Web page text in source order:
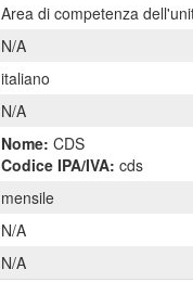
Area di competenza
N/A
italiano
N/A
Nome: CDS
Codice IPA/IVA: cds
mensile
N/A
N/A